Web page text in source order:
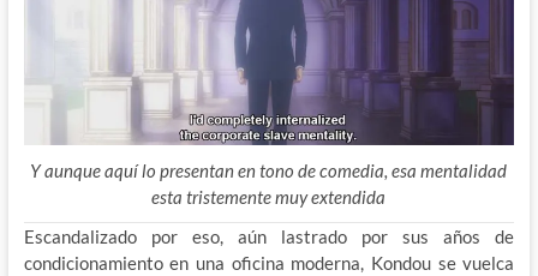
Y aunque aquí lo presentan en tono de comedia, esa mentalidad
esta tristemente muy extendida
Escandalizado por eso, aún lastrado por sus años de
condicionamiento en una oficina moderna, Kondou se vuelca